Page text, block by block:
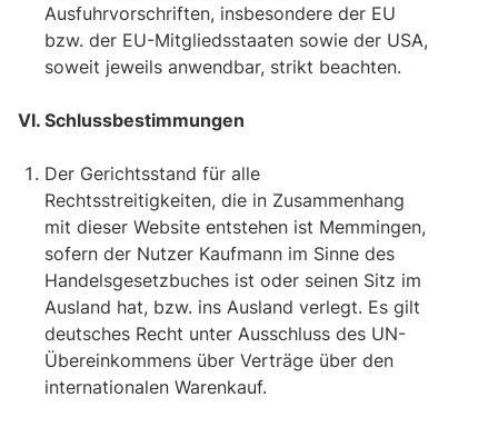
Ausfuhrvorschriften, insbesondere der EU
bzw. der EU-Mitgliedsstaaten sowie der USA,
soweit jeweils anwendbar, strikt beachten.
VI. Schlussbestimmungen
Der Gerichtsstand für alle
Rechtsstreitigkeiten, die in Zusammenhang
mit dieser Website entstehen ist Memmingen,
sofern der Nutzer Kaufmann im Sinne des
Handelsgesetzbuches ist oder seinen Sitz im
Ausland hat, bzw. ins Ausland verlegt. Es gilt
deutsches Recht unter Ausschluss des UN-
Übereinkommens über Verträge über den
internationalen Warenkauf.